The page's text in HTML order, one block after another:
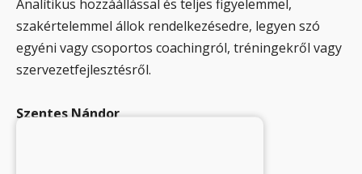
Analítikus hozzáállással és teljes figyelemmel,
szakértelemmel állok rendelkezésedre, legyen szó
egyéni vagy csoportos coachingról, tréningekről vagy
szervezetfejlesztésről.
Szentes Nándor